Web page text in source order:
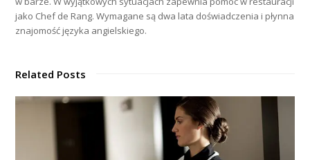
jako Chef de Rang. Wymagane są dwa lata doświadczenia i płynna
znajomość języka angielskiego.
Related Posts